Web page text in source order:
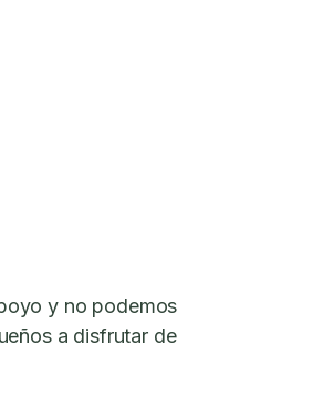
y no podemos
a disfrutar de